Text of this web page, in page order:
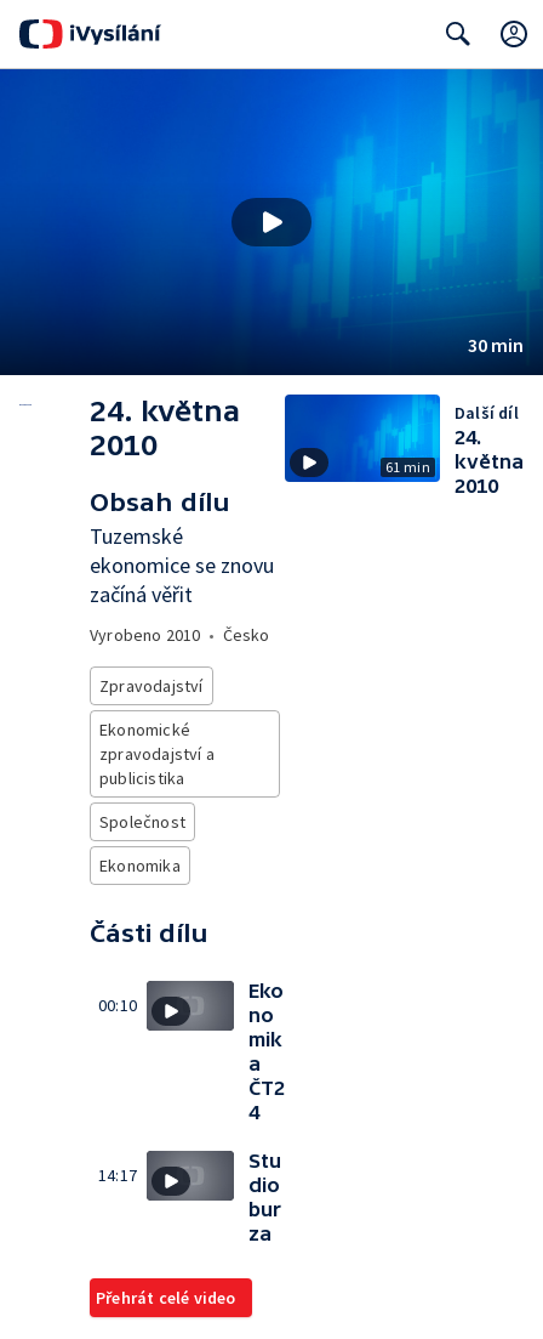
30 min
24. května
2010
Obsah dílu
Tuzemské
ekonomice se znovu
začíná věřit
Vyrobeno 2010 • Česko
Zpravodajství
Ekonomické
zpravodajství a
publicistika
Společnost
Ekonomika
Části dílu
00:10
Eko
no
mik
a
ČT2
4
14:17
Stu
dio
bur
za
Přehrát celé video
61 min
Další díl
24.
května
2010